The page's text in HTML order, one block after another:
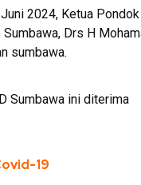
2024, Ketua Pondok
Sumbawa, Drs H
sumbawa.
Sumbawa ini diterima
19